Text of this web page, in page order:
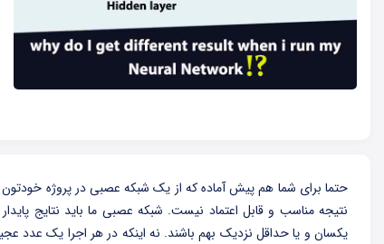
حتما برای شما هم پیش آماده که از یک شبکه عصبی در پروژه خودتون
نتیجه مناسب و قابل اعتماد نیست. شبکه عصبی ما باید نتایج
یکسان و یا حداقل نزدیک بهم باشند. نه اینکه در هر اجرا یک عدد